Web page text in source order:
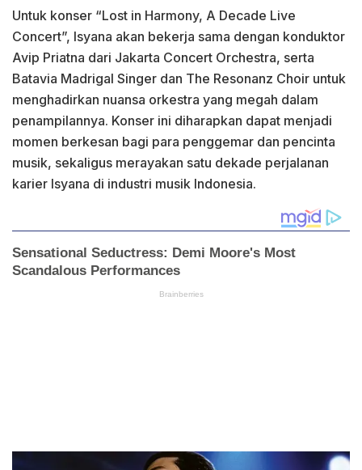
Untuk konser “Lost in Harmony, A Decade Live
Concert”, Isyana akan bekerja sama dengan konduktor
Avip Priatna dari Jakarta Concert Orchestra, serta
Batavia Madrigal Singer dan The Resonanz Choir untuk
menghadirkan nuansa orkestra yang megah dalam
penampilannya. Konser ini diharapkan dapat menjadi
momen berkesan bagi para penggemar dan pencinta
musik, sekaligus merayakan satu dekade perjalanan
karier Isyana di industri musik Indonesia.